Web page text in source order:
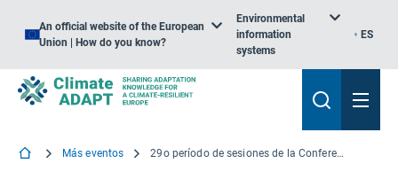
An official website of the European
Union | How do you know?
Environmental
information
systems
ES
Más eventos 29o período de sesiones de la Conferencia de las Partes en la Convención Marco de las Naciones Unidas sobre el Cambio Climático